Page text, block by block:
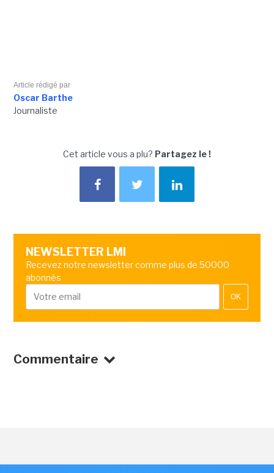
Article rédigé par
Oscar Barthe
Journaliste
Cet article vous a plu? Partagez le !
NEWSLETTER LMI
Recevez notre newsletter comme plus de 50000
abonnés
OK
Commentaire